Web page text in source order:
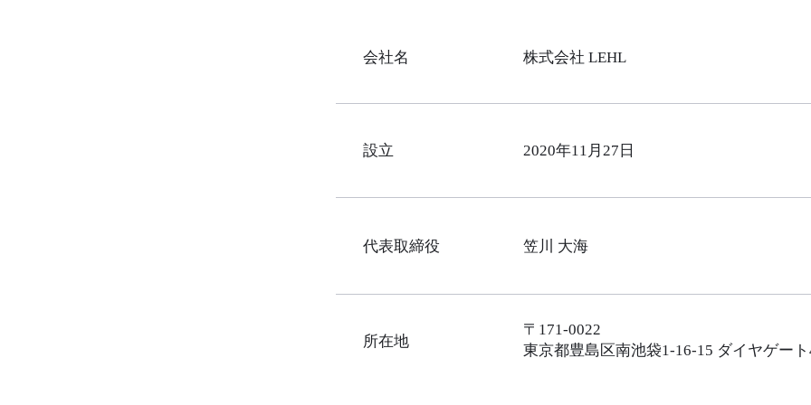
​会社名 ​株式会社 LEHL
​設立 2020年11月27日
​代表取締役 ​笠川 大海
​所在地
〒171-0022
東京都豊島区南池袋1-16-15 ダイヤゲー